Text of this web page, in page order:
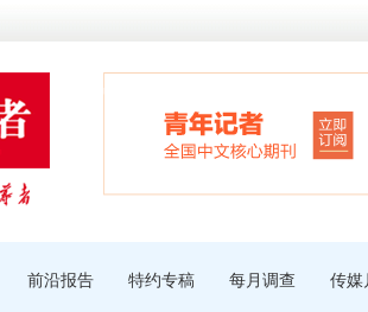
前沿报告 特约专稿 每月调查 传媒